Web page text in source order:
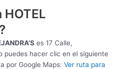
es 17 Calle,
puedes hacer clic en el siguiente
por Google Maps: Ver ruta para